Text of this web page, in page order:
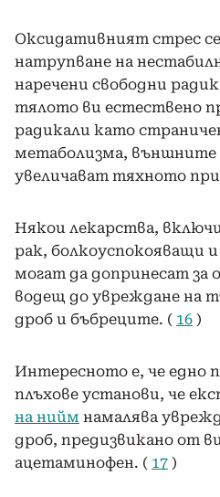
Оксидативният стрес
натрупване на
наречени свободни
тялото ви естествено
радикали като
метаболизма, външните
увеличават тяхното
Някои лекарства,
рак, болкоуспокояващи
могат да допринесат за
водещ до увреждане на
дроб и бъбреците. ( 16 )
Интересното е, че едно
плъхове установи, че
на нийм намалява
дроб, предизвикано от
ацетаминофен. ( 17 )